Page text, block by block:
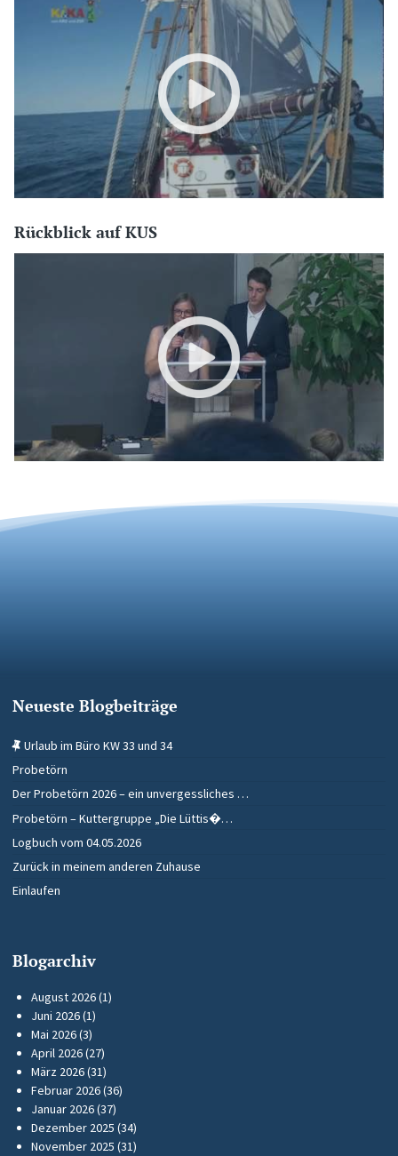
Rückblick auf KUS
Neueste Blogbeiträge
Urlaub im Büro KW 33 und 34
Probetörn
Der Probetörn 2026 – ein unvergessliches …
Probetörn – Kuttergruppe „Die Lüttis�…
Logbuch vom 04.05.2026
Zurück in meinem anderen Zuhause
Einlaufen
Blogarchiv
August 2026(1)
Juni 2026(1)
Mai 2026(3)
April 2026(27)
März 2026(31)
Februar 2026(36)
Januar 2026(37)
Dezember 2025 (34)
November 2025 (31)